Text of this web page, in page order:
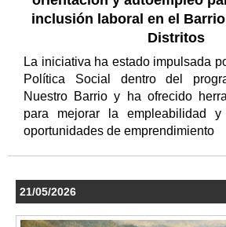
inclusión laboral en el
Distritos
La iniciativa ha estado impulsada
Política Social dentro del
Nuestro Barrio y ha ofrecido
para mejorar la empleabilidad y
oportunidades de emprendimiento
21/05/2026